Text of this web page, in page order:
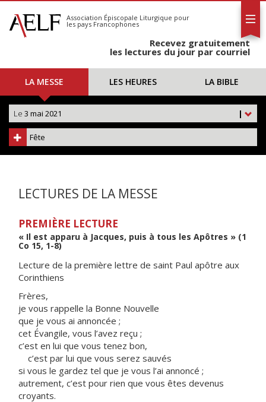
S'abonner
Calendrier
Association Épiscopale Liturgique pour
les pays Francophones
Recevez gratuitement
les lectures du jour par courriel
LA MESSE LES HEURES LA BIBLE
|
Le 3 mai 2021
Fête
LECTURES DE LA MESSE
PREMIÈRE LECTURE
« Il est apparu à Jacques, puis à tous les Apôtres » (1
Co 15, 1-8)
Lecture de la première lettre de saint Paul apôtre aux
Corinthiens
Frères,
je vous rappelle la Bonne Nouvelle
que je vous ai annoncée ;
cet Évangile, vous l’avez reçu ;
c’est en lui que vous tenez bon,
c’est par lui que vous serez sauvés
si vous le gardez tel que je vous l’ai annoncé ;
autrement, c’est pour rien que vous êtes devenus
croyants.